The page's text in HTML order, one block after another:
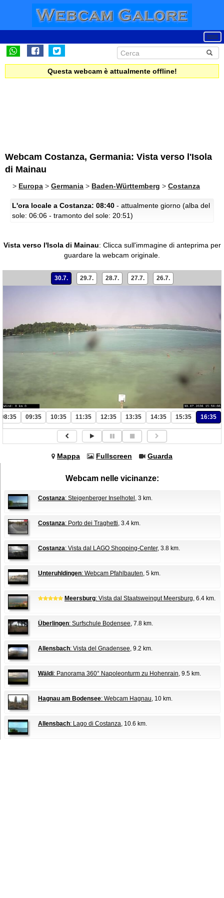
Questa webcam è attualmente offline!
Webcam Costanza, Germania: Vista verso l'Isola
di Mainau
> Europa > Germania > Baden-Württemberg > Costanza
L'ora locale a Costanza: 08:40 - attualmente giorno (alba del
sole: 06:06 - tramonto del sole: 20:51)
Vista verso l'Isola di Mainau: Clicca sull'immagine di anteprima per
guardare la webcam originale.
30.7. 29.7. 28.7. 27.7. 26.7.
08:35 09:35 10:35 11:35 12:35 13:35 14:35 15:35 16:35
Mappa Fullscreen Guarda
Webcam nelle vicinanze:
Costanza: Steigenberger Inselhotel , 3 km.
Costanza: Porto dei Traghetti, 3.4 km.
Costanza: Vista dal LAGO Shopping-Center, 3.8 km.
Unteruhldingen: Webcam Pfahlbauten, 5 km.
Meersburg: Vista dal Staatsweingut Meersburg, 6.4 km.
Überlingen: Surfschule Bodensee, 7.8 km.
Allensbach: Vista del Gnadensee, 9.2 km.
Wäldi: Panorama 360° Napoleonturm zu Hohenrain, 9.5 km.
Hagnau am Bodensee: Webcam Hagnau, 10 km.
Allensbach: Lago di Costanza, 10.6 km.